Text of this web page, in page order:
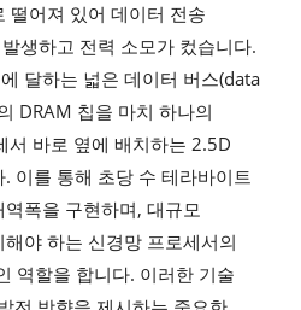
떨어져 있어 데이터 전송
생하고 전력 소모가 컸습니다.
달하는 넓은 데이터 버스(data
DRAM 칩을 마치 하나의
서 바로 옆에 배치하는 2.5D
이를 통해 초당 수 테라바이트
폭을 구현하며, 대규모
야 하는 신경망 프로세서의
역할을 합니다. 이러한 기술